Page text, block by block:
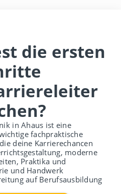
die ersten
in Ahaus ist eine
fachpraktische
deine Karrierechancen
moderne
Praktika und
und Handwerk
auf Berufsausbildung